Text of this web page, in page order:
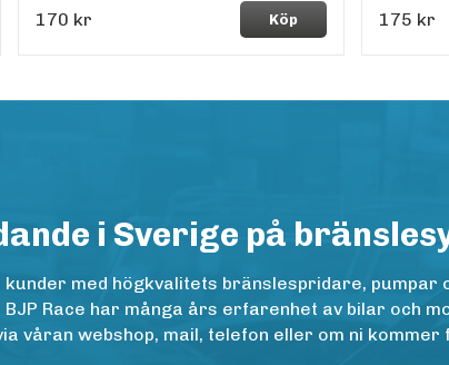
170 kr Köp 175 kr
i Sverige på
med högkvalitets bränslespridare,
Race har många års erfarenhet av bilar och
våran webshop, mail, telefon eller om ni